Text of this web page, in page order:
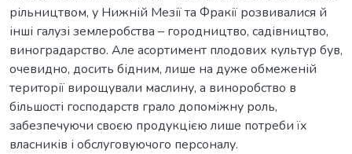
рільництвом, у Нижній Мезії та Фракії розвивалися й
інші галузі землеробства – городництво, садівництво,
виноградарство. Але асортимент плодових культур був,
очевидно, досить бідним, лише на дуже обмеженій
території вирощували маслину, а виноробство в
більшості господарств грало допоміжну роль,
забезпечуючи своєю продукцією лише потреби їх
власників і обслуговуючого персоналу.